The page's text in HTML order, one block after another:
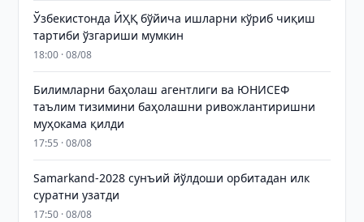
Ўзбекистонда ЙҲҚ бўйича ишларни кўриб чиқиш
тартиби ўзгариши мумкин
18:00 · 08/08
Билимларни баҳолаш агентлиги ва ЮНИСЕФ
таълим тизимини баҳолашни ривожлантиришни
муҳокама қилди
17:55 · 08/08
Samarkand-2028 сунъий йўлдоши орбитадан илк
суратни узатди
17:50 · 08/08